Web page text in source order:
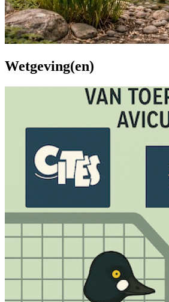
Wetgeving(en)